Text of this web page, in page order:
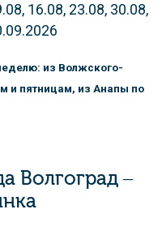
16.08, 23.08, 30.08,
из Волжского-
и пятницам, из Анапы по
Волгоград –